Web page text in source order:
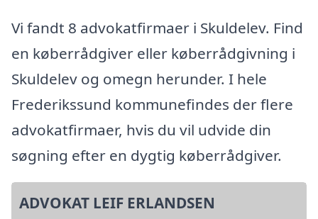
Vi fandt 8 advokatfirmaer i Skuldelev. Find
en køberrådgiver eller køberrådgivning i
Skuldelev og omegn herunder. I hele
Frederikssund kommunefindes der flere
advokatfirmaer, hvis du vil udvide din
søgning efter en dygtig køberrådgiver.
ADVOKAT LEIF ERLANDSEN